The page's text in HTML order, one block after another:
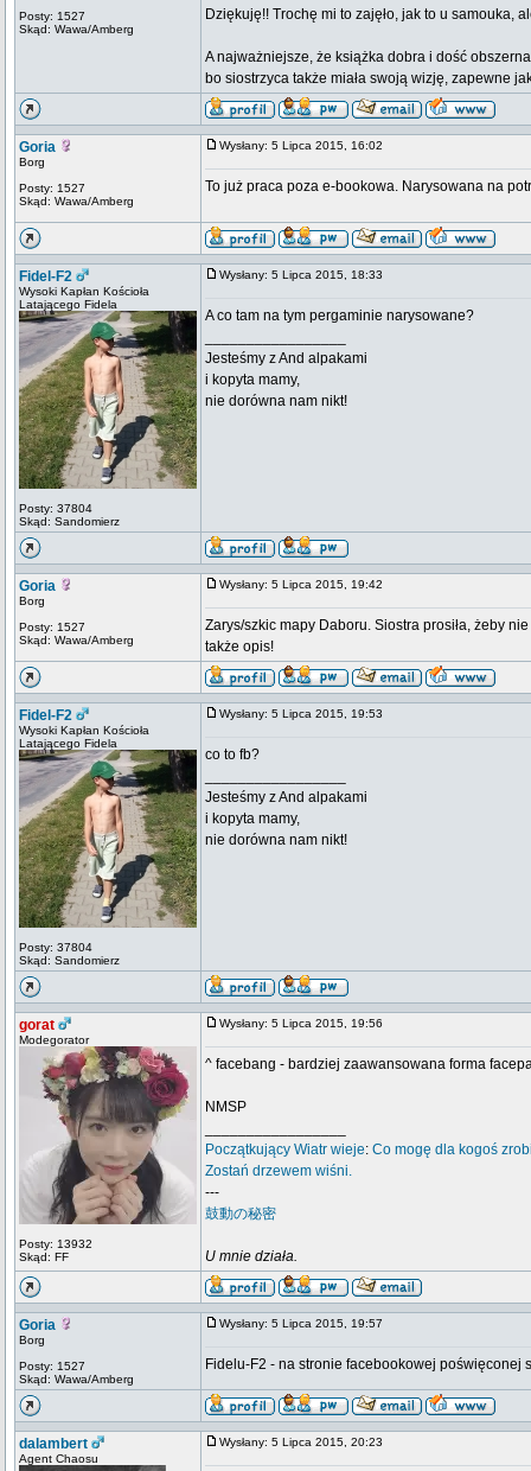
Posty: 1527
Skąd: Wawa/Amberg
Dziękuję!! Trochę mi to zajęło, jak to u samouka,
A najważniejsze, że książka dobra i dość
bo siostrzyca także miała swoją wizję, zapewne
Goria
Borg
Posty: 1527
Skąd: Wawa/Amberg
Wysłany: 5 Lipca 2015, 16:02
To już praca poza e-bookowa. Narysowana na
Fidel-F2
Wysoki Kapłan Kościoła
Latającego Fidela
Posty: 37804
Skąd: Sandomierz
Wysłany: 5 Lipca 2015, 18:33
A co tam na tym pergaminie narysowane?
Jesteśmy z And alpakami
i kopyta mamy,
nie dorówna nam nikt!
Goria
Borg
Posty: 1527
Skąd: Wawa/Amberg
Wysłany: 5 Lipca 2015, 19:42
Zarys/szkic mapy Daboru. Siostra prosiła, żeby
także opis!
Fidel-F2
Wysoki Kapłan Kościoła
Latającego Fidela
Posty: 37804
Skąd: Sandomierz
Wysłany: 5 Lipca 2015, 19:53
co to fb?
Jesteśmy z And alpakami
i kopyta mamy,
nie dorówna nam nikt!
gorat
Modegorator
Posty: 13932
Skąd: FF
Wysłany: 5 Lipca 2015, 19:56
^ facebang - bardziej zaawansowana forma
NMSP
Początkujący Wiatr wieje: Co mogę dla kogoś
Zostań drzewem wiśni.
---
鼓動の秘密
U mnie działa.
Goria
Borg
Posty: 1527
Skąd: Wawa/Amberg
Wysłany: 5 Lipca 2015, 19:57
Fidelu-F2 - na stronie facebookowej poświęconej
dalambert
Agent Chaosu
Wysłany: 5 Lipca 2015, 20:23